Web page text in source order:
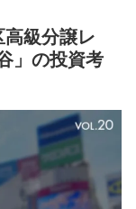
級分譲レ
」の投資考